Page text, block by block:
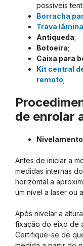
possíveis
Borracha
Trava
Antiqueda;
Botoeira;
Caixa para
Kit central
remoto;
de enrolar
Nivelamento
Antes de iniciar a
medidas internas
horizontal a
um nível a laser ou
Após nivelar a
fixação do eixo de
Certifique-se de